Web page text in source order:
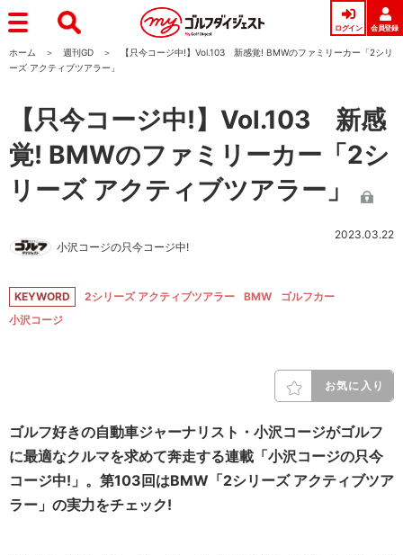
ログイン 会員登録
ホーム 週刊GD
【只今コージ中!】Vol.103 新感覚! BMWのファミリーカー「2シリ
ーズ アクティブツアラー」
【只今コージ中!】Vol.103 新感
覚! BMWのファミリーカー「2シ
リーズ アクティブツアラー」
小沢コージの只今コージ中!
2023.03.22
KEYWORD 2シリーズ アクティブツアラー BMW
ゴルフカー
小沢コージ
お気に入り
ゴルフ好きの自動車ジャーナリスト・小沢コージがゴルフ
に最適なクルマを求めて奔走する連載「小沢コージの只今
コージ中!」。第103回はBMW「2シリーズ アクティブツア
ラー」の実力をチェック!